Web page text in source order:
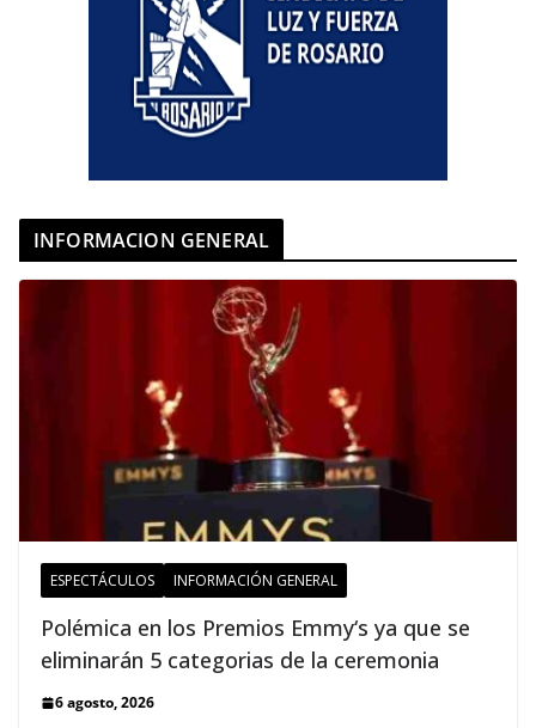
INFORMACION GENERAL
ESPECTÁCULOS INFORMACIÓN GENERAL
Polémica en los Premios Emmy‘s ya que se
eliminarán 5 categorias de la ceremonia
6 agosto, 2026